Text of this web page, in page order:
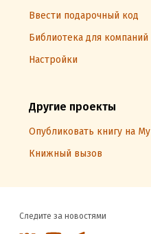
Ввести подарочный код
Библиотека для компаний
Настройки
Другие проекты
Опубликовать книгу на
Книжный вызов
Следите за новостями